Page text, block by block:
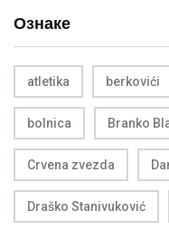
Ознаке
atletika berkovići
bolnica Branko
Crvena zvezda
Draško Stanivuković